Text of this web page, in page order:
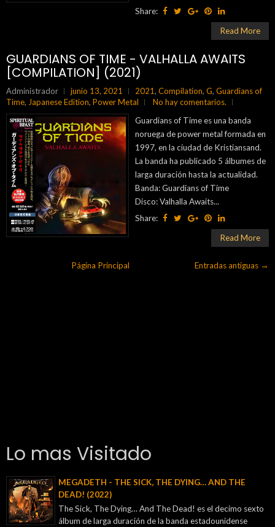
Share:
Read More
GUARDIANS OF TIME - VALHALLA AWAITS
[COMPILATION] (2021)
Administrador junio 13, 2021 2021, Compilation, G, Guardians of
Time, Japanese Edition, Power Metal
No hay comentarios.
Guardians of Time es una banda
noruega de power metal formada en
1997, en la ciudad de Kristiansand.
La banda ha publicado 5 álbumes de
larga duración hasta la actualidad.
Banda: Guardians of Time
Disco: Valhalla Awaits...
Share:
Read More
Entradas antiguas →
Página Principal
Lo mas Visitado
MEGADETH - THE SICK, THE DYING… AND THE
DEAD! (2022)
The Sick, The Dying… And The Dead! es el decimo sexto
álbum de larga duración de la banda estadounidense